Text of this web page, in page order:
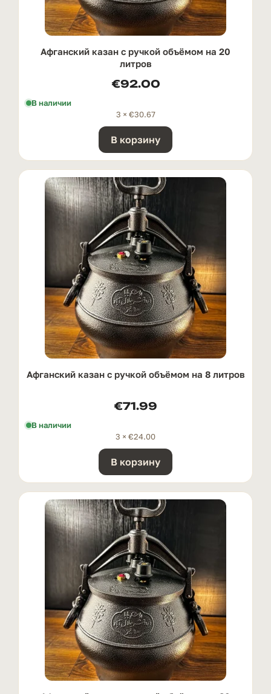
Афганский казан с ручкой oбъёмом на 20
литров
€92.00
В наличии
3 × €30.67
В корзину
Афганский казан с ручкой oбъёмом на 8 литров
€71.99
В наличии
3 × €24.00
В корзину